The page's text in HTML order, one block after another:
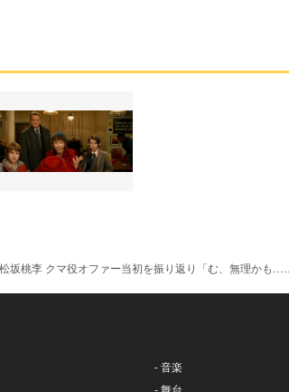
松坂桃李 クマ役オファー当初を振り返り「む、無理かも
- 音楽